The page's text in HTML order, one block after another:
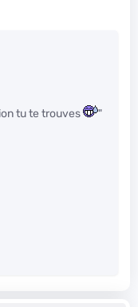
tu te trouves
"